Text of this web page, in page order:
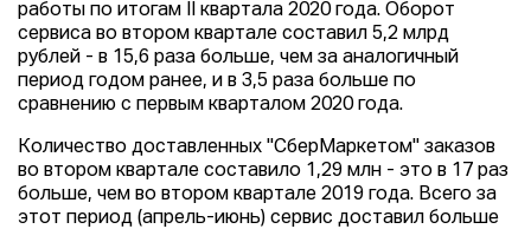
работы по итогам II квартала 2020 года. Оборот
сервиса во втором квартале составил 5,2 млрд
рублей - в 15,6 раза больше, чем за аналогичный
период годом ранее, и в 3,5 раза больше по
сравнению с первым кварталом 2020 года.
Количество доставленных "СберМаркетом" заказов
во втором квартале составило 1,29 млн - это в 17 раз
больше, чем во втором квартале 2019 года. Всего за
этот период (апрель-июнь) сервис доставил больше